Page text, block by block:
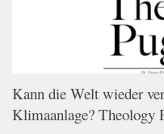
Kann die Welt wieder
Klimaanlage? Theology